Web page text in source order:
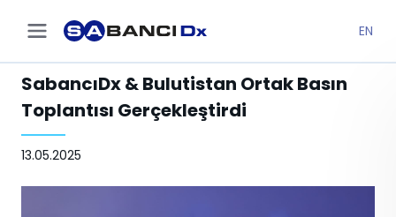
EN
SabancıDx & Bulutistan Ortak Basın
Toplantısı Gerçekleştirdi
13.05.2025